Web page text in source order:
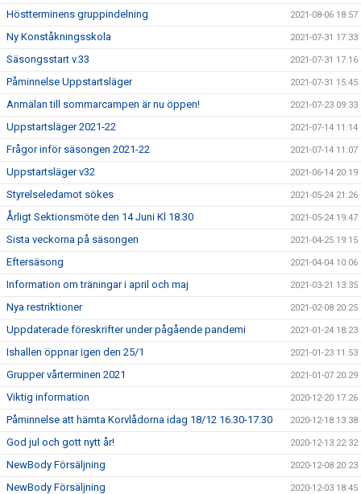
Höstterminens gruppindelning 2021-08-06 18:57
Ny Konståkningsskola 2021-07-31 17:33
Säsongsstart v.33 2021-07-31 17:16
Påminnelse Uppstartsläger 2021-07-31 15:45
Anmälan till sommarcampen är nu öppen! 2021-07-23 09:33
Uppstartsläger 2021-22 2021-07-14 11:14
Frågor inför säsongen 2021-22 2021-07-14 11:07
Uppstartsläger v32 2021-06-14 20:19
Styrelseledamot sökes 2021-05-24 21:26
Årligt Sektionsmöte den 14 Juni Kl 18.30 2021-05-24 19:47
Sista veckorna på säsongen 2021-04-25 19:15
Eftersäsong 2021-04-04 10:06
Information om träningar i april och maj 2021-03-21 13:35
Nya restriktioner 2021-02-08 20:25
Uppdaterade föreskrifter under pågående pandemi 2021-01-24 18:23
Ishallen öppnar igen den 25/1 2021-01-23 11:53
Grupper vårterminen 2021 2021-01-07 20:29
Viktig information 2020-12-20 17:26
Påminnelse att hämta Korvlådorna idag 18/12 16.30-17.30 2020-12-18 13:38
God jul och gott nytt år! 2020-12-13 22:32
NewBody Försäljning 2020-12-08 20:23
NewBody Försäljning 2020-12-03 18:45